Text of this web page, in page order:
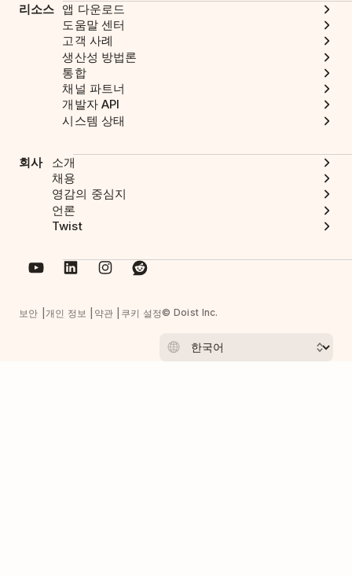
리소스 앱 다운로드
도움말 센터
고객 사례
생산성 방법론
통합
채널 파트너
개발자 API
시스템 상태
회사
소개
채용
영감의 중심지
언론
Twist
보안 개인 정보 약관 쿠키 설정© Doist Inc.